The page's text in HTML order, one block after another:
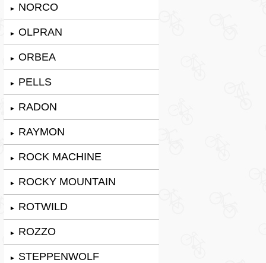
► NORCO
► OLPRAN
► ORBEA
► PELLS
► RADON
► RAYMON
► ROCK MACHINE
► ROCKY MOUNTAIN
► ROTWILD
► ROZZO
► STEPPENWOLF